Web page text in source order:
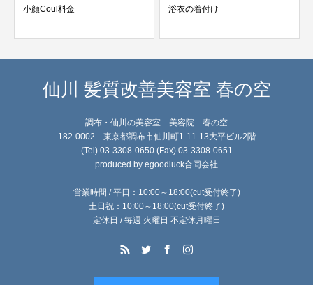
小顔Coul料金 浴衣の着付け
仙川 髪質改善美容室 春の空
調布・仙川の美容室 美容院 春の空
182-0002 東京都調布市仙川町1-11-13大平ビル2階
(Tel) 03-3308-0650 (Fax) 03-3308-0651
produced by egoodluck合同会社
営業時間 / 平日：10:00～18:00(cut受付終了)
土日祝：10:00～18:00(cut受付終了)
定休日 / 毎週 火曜日 不定休月曜日